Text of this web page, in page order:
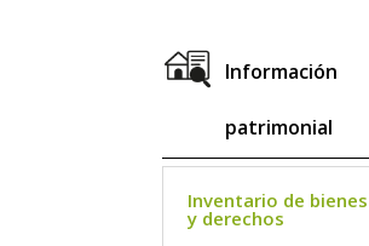
Información
patrimonial
Inventario de bienes
y derechos